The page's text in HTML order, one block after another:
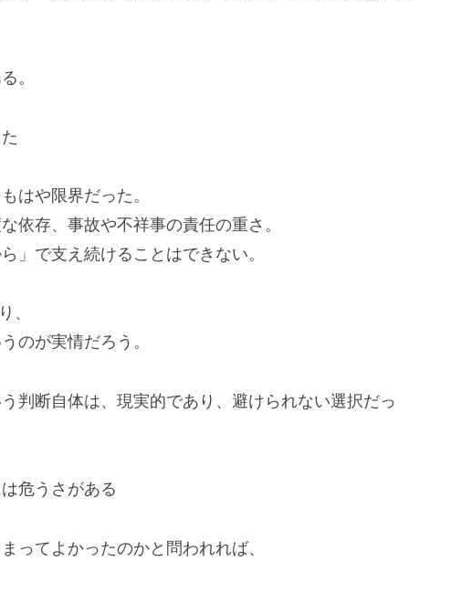
。
はや限界だった。
依存、事故や不祥事の責任の重さ。
」で支え続けることはできない。
、
のが実情だろう。
判断自体は、現実的であり、避けられない選択だっ
危うさがある
ってよかったのかと問われれば、